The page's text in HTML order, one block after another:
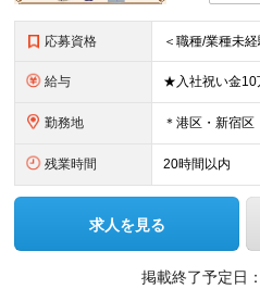
応募資格
給与
勤務地
残業時間 20時間以内
求人を見る
掲載終了予定日：